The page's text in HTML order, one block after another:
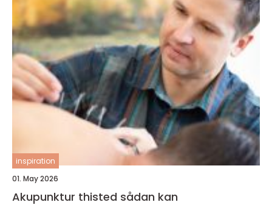
inspiration
01. May 2026
Akupunktur thisted sådan kan